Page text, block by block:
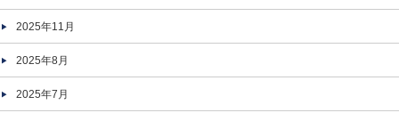
2025年11月
2025年8月
2025年7月